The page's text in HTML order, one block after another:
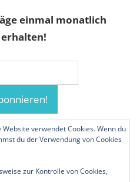
einmal monatlich
verwendet Cookies. Wenn du
du der Verwendung von Cookies
zur Kontrolle von Cookies,